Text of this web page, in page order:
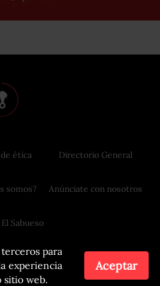
para
experiencia
sitio web.
Aceptar
ética
somos?
Sabueso
Directorio General
Anúnciate con nosotros